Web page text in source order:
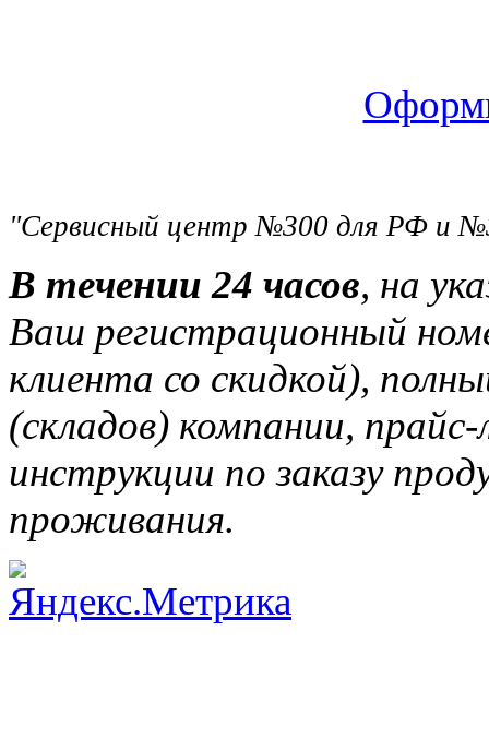
"Сервисный центр №300 для РФ и
В течении 24 часов, на
Ваш регистрационный
клиента со скидкой),
(складов) компании,
инструкции по заказу
проживания.